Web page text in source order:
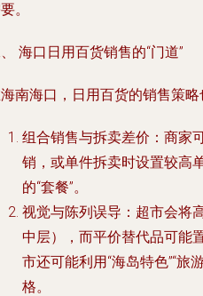
。
海口日用百货销售的“门道”
南海口，日用百货的销售策略
组合销售与拆卖差价 ：商家
销，或单件拆卖时设置较高
的“套餐”。
视觉与陈列误导 ：超市会将
中层），而平价替代品可能
市还可能利用“海岛特色”“旅
格。